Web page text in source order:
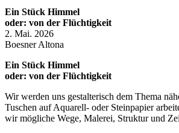
Ein Stück Himmel
oder: von der Flüchtigkeit
2. Mai. 2026
Boesner Altona
Ein Stück Himmel
oder: von der Flüchtigkeit
Wir werden uns gestalterisch dem Thema
Tuschen auf Aquarell- oder Steinpapier
wir mögliche Wege, Malerei, Struktur und